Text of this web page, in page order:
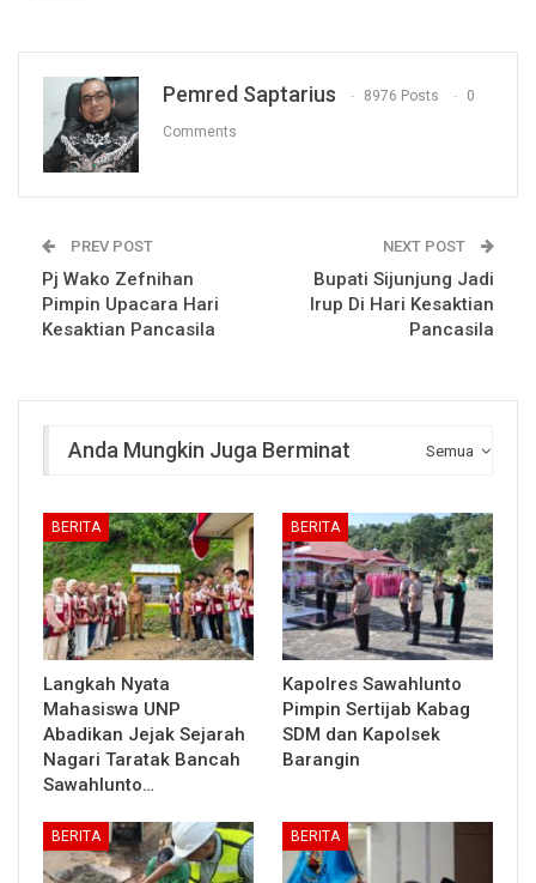
Pemred Saptarius 8976 Posts 0
Comments
PREV POST
Pj Wako Zefnihan
Pimpin Upacara Hari
Kesaktian Pancasila
NEXT POST
Bupati Sijunjung Jadi
Irup Di Hari Kesaktian
Pancasila
Semua
Anda Mungkin Juga Berminat
BERITA
Langkah Nyata
Mahasiswa UNP
Abadikan Jejak Sejarah
Nagari Taratak Bancah
Sawahlunto…
BERITA
Kapolres Sawahlunto
Pimpin Sertijab Kabag
SDM dan Kapolsek
Barangin
BERITA BERITA